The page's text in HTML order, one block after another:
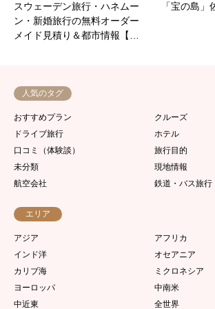
スウェーデン旅行・ハネムー
ン・新婚旅行の無料オーダー
メイド見積り＆都市情報【…
「宝の島」
人気のタグ
おすすめプラン
クルーズ
ドライブ旅行
ホテル
口コミ（体験談）
旅行目的
未分類
現地情報
航空会社
鉄道・バス旅行
エリア
アジア
アフリカ
インド洋
オセアニア
カリブ海
ミクロネシア
ヨーロッパ
中南米
中近東
全世界